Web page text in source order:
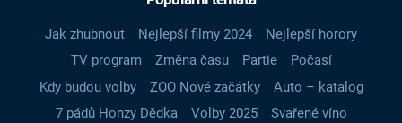
Jak zhubnout Nejlepší filmy 2024
Nejlepší horory
TV program
Změna času Partie
Počasí
Kdy budou volby
ZOO Nové začátky
Auto – katalog
7 pádů Honzy Dědka
Volby 2025
Svařené víno